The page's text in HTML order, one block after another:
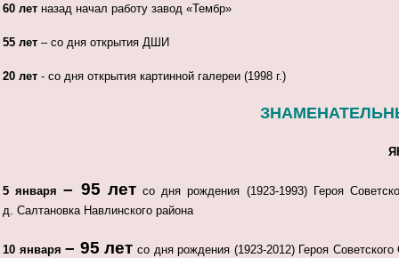
60 лет назад начал работу завод «Тембр»
55 лет – со дня открытия ДШИ
20 лет - со дня открытия картинной галереи (1998 г.)
5 января– 95 летсо дня рождения (1923-1993) Героя
д. Салтановка Навлинского района
10 января– 95 лет со дня рождения (1923-2012) Героя